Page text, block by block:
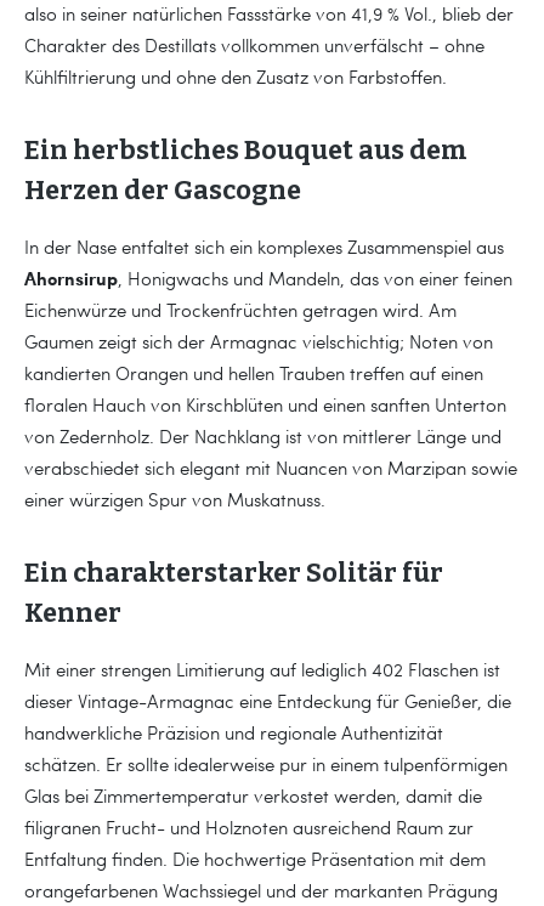
also in seiner natürlichen Fassstärke von 41,9 % Vol., blieb der
Charakter des Destillats vollkommen unverfälscht – ohne
Kühlfiltrierung und ohne den Zusatz von Farbstoffen.
Ein herbstliches Bouquet aus dem
Herzen der Gascogne
In der Nase entfaltet sich ein komplexes Zusammenspiel aus
Ahornsirup, Honigwachs und Mandeln, das von einer feinen
Eichenwürze und Trockenfrüchten getragen wird. Am
Gaumen zeigt sich der Armagnac vielschichtig; Noten von
kandierten Orangen und hellen Trauben treffen auf einen
floralen Hauch von Kirschblüten und einen sanften Unterton
von Zedernholz. Der Nachklang ist von mittlerer Länge und
verabschiedet sich elegant mit Nuancen von Marzipan sowie
einer würzigen Spur von Muskatnuss.
Ein charakterstarker Solitär für
Kenner
Mit einer strengen Limitierung auf lediglich 402 Flaschen ist
dieser Vintage-Armagnac eine Entdeckung für Genießer, die
handwerkliche Präzision und regionale Authentizität
schätzen. Er sollte idealerweise pur in einem tulpenförmigen
Glas bei Zimmertemperatur verkostet werden, damit die
filigranen Frucht- und Holznoten ausreichend Raum zur
Entfaltung finden. Die hochwertige Präsentation mit dem
orangefarbenen Wachssiegel und der markanten Prägung